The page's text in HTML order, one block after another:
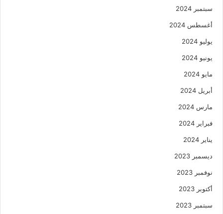
سبتمبر 2024
أغسطس 2024
يوليو 2024
يونيو 2024
مايو 2024
أبريل 2024
مارس 2024
فبراير 2024
يناير 2024
ديسمبر 2023
نوفمبر 2023
أكتوبر 2023
سبتمبر 2023